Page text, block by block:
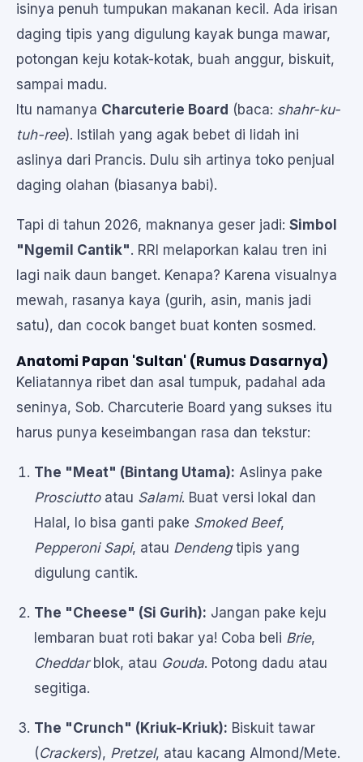
isinya penuh tumpukan makanan kecil. Ada irisan
daging tipis yang digulung kayak bunga mawar,
potongan keju kotak-kotak, buah anggur, biskuit,
sampai madu.
Itu namanya Charcuterie Board (baca: shahr-ku-
tuh-ree). Istilah yang agak bebet di lidah ini
aslinya dari Prancis. Dulu sih artinya toko penjual
daging olahan (biasanya babi).
Tapi di tahun 2026, maknanya geser jadi: Simbol
"Ngemil Cantik". RRI melaporkan kalau tren ini
lagi naik daun banget. Kenapa? Karena visualnya
mewah, rasanya kaya (gurih, asin, manis jadi
satu), dan cocok banget buat konten sosmed.
Anatomi Papan 'Sultan' (Rumus Dasarnya)
Keliatannya ribet dan asal tumpuk, padahal ada
seninya, Sob. Charcuterie Board yang sukses itu
harus punya keseimbangan rasa dan tekstur:
The "Meat" (Bintang Utama): Aslinya pake
Prosciuttoatau Salami. Buat versi lokal dan
Halal, lo bisa ganti pake Smoked Beef,
Pepperoni Sapi, atau Dendengtipis yang
digulung cantik.
The "Cheese" (Si Gurih): Jangan pake keju
lembaran buat roti bakar ya! Coba beli Brie,
Cheddarblok, atau Gouda. Potong dadu atau
segitiga.
The "Crunch" (Kriuk-Kriuk): Biskuit tawar
(Crackers), Pretzel, atau kacang Almond/Mete.